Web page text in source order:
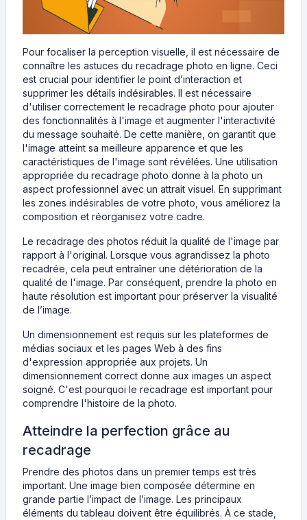
Pour focaliser la perception visuelle, il est nécessaire de
connaître les astuces du recadrage photo en ligne. Ceci
est crucial pour identifier le point d’interaction et
supprimer les détails indésirables. Il est nécessaire
d'utiliser correctement le recadrage photo pour ajouter
des fonctionnalités à l'image et augmenter l'interactivité
du message souhaité. De cette manière, on garantit que
l'image atteint sa meilleure apparence et que les
caractéristiques de l'image sont révélées. Une utilisation
appropriée du recadrage photo donne à la photo un
aspect professionnel avec un attrait visuel. En supprimant
les zones indésirables de votre photo, vous améliorez la
composition et réorganisez votre cadre.
Le recadrage des photos réduit la qualité de l'image par
rapport à l'original. Lorsque vous agrandissez la photo
recadrée, cela peut entraîner une détérioration de la
qualité de l'image. Par conséquent, prendre la photo en
haute résolution est important pour préserver la visualité
de l’image.
Un dimensionnement est requis sur les plateformes de
médias sociaux et les pages Web à des fins
d'expression appropriée aux projets. Un
dimensionnement correct donne aux images un aspect
soigné. C'est pourquoi le recadrage est important pour
comprendre l'histoire de la photo.
Atteindre la perfection grâce au
recadrage
Prendre des photos dans un premier temps est très
important. Une image bien composée détermine en
grande partie l’impact de l’image. Les principaux
éléments du tableau doivent être équilibrés. À ce stade,